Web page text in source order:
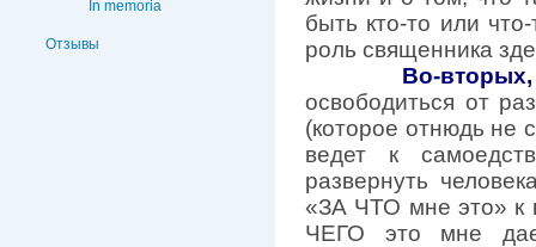
In memoria
Отзывы
быть кто-то или
роль священника
Во-вторых,
освободиться от
(которое отнюдь не
ведет к
развернуть
«ЗА ЧТО мне это» к
ЧЕГО это мне